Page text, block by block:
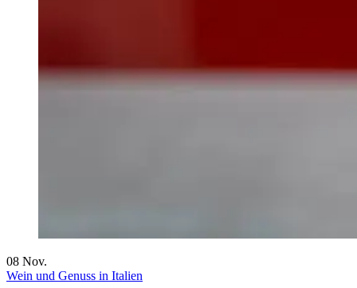
08 Nov.
Wein und Genuss in Italien